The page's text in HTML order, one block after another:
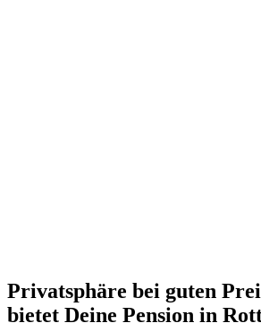
Privatsphäre bei guten
bietet Deine Pension in